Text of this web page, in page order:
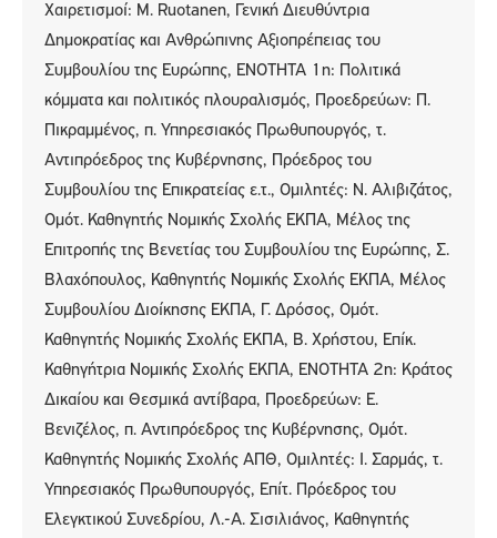
Χαιρετισμοί: M. Ruotanen, Γενική Διευθύντρια
Δημοκρατίας και Ανθρώπινης Αξιοπρέπειας του
Συμβουλίου της Ευρώπης, ΕΝΟΤΗΤΑ 1η: Πολιτικά
κόμματα και πολιτικός πλουραλισμός, Προεδρεύων: Π.
Πικραμμένος, π. Υπηρεσιακός Πρωθυπουργός, τ.
Αντιπρόεδρος της Κυβέρνησης, Πρόεδρος του
Συμβουλίου της Επικρατείας ε.τ., Ομιλητές: Ν. Αλιβιζάτος,
Ομότ. Καθηγητής Νομικής Σχολής ΕΚΠΑ, Μέλος της
Επιτροπής της Βενετίας του Συμβουλίου της Ευρώπης, Σ.
Βλαχόπουλος, Καθηγητής Νομικής Σχολής ΕΚΠΑ, Μέλος
Συμβουλίου Διοίκησης ΕΚΠΑ, Γ. Δρόσος, Ομότ.
Καθηγητής Νομικής Σχολής ΕΚΠΑ, Β. Χρήστου, Επίκ.
Καθηγήτρια Νομικής Σχολής ΕΚΠΑ, ΕΝΟΤΗΤΑ 2η: Κράτος
Δικαίου και Θεσμικά αντίβαρα, Προεδρεύων: Ε.
Βενιζέλος, π. Αντιπρόεδρος της Κυβέρνησης, Ομότ.
Καθηγητής Νομικής Σχολής ΑΠΘ, Ομιλητές: Ι. Σαρμάς, τ.
Υπηρεσιακός Πρωθυπουργός, Επίτ. Πρόεδρος του
Ελεγκτικού Συνεδρίου, Λ.-Α. Σισιλιάνος, Καθηγητής